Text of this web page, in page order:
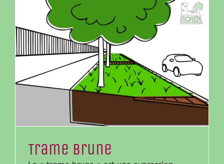
Trame brune